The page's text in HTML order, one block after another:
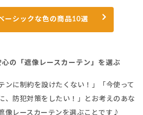
ーシックな色の商品10選
の「遮像レースカーテン」を選ぶ
ンに制約を設けたくない！」「今使って
、防犯対策をしたい！」とお考えのあな
像レースカーテンを選ぶことです♪